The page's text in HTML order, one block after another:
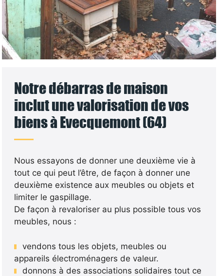
Notre débarras de maison
inclut une valorisation de vos
biens à Evecquemont (64)
Nous essayons de donner une deuxième vie à
tout ce qui peut l’être, de façon à donner une
deuxième existence aux meubles ou objets et
limiter le gaspillage.
De façon à revaloriser au plus possible tous vos
meubles, nous :
vendons tous les objets, meubles ou
appareils électroménagers de valeur.
donnons à des associations solidaires tout ce